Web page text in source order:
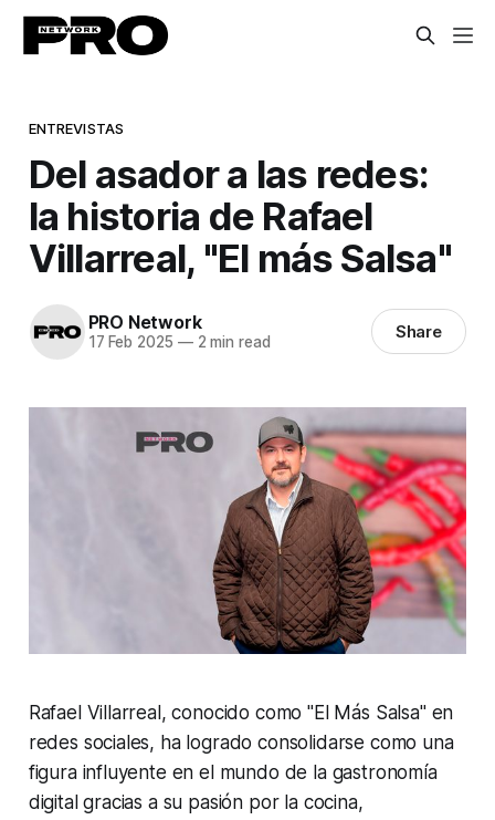
ENTREVISTAS
Del asador a las redes:
la historia de Rafael
Villarreal, "El más Salsa"
PRO Network
17 Feb 2025 —2 min read Share
Rafael Villarreal, conocido como "El Más Salsa" en
redes sociales, ha logrado consolidarse como una
figura influyente en el mundo de la gastronomía
digital gracias a su pasión por la cocina,